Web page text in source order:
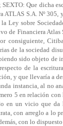
Que dicha
S.A. Nº
Ley sobre
de Financiera
consiguiente,
de la sociedad
sido objeto
de la
y que llevaría a
instancia, al no
5 en relación
en un vicio que
con arreglo a
con lo